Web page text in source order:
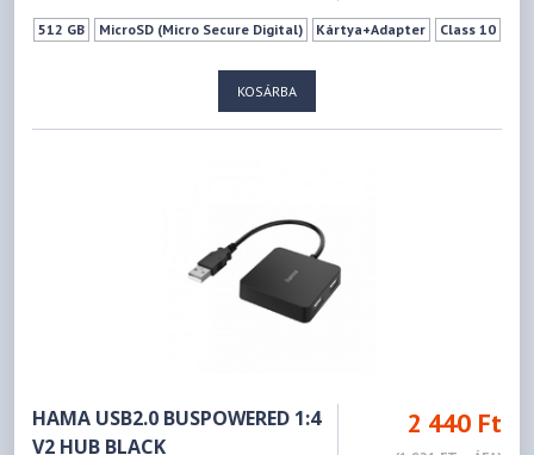
512 GB MicroSD (Micro Secure Digital) Kártya+Adapter Class 10
KOSÁRBA
HAMA USB2.0 BUSPOWERED 1:4
V2 HUB BLACK
2 440 Ft